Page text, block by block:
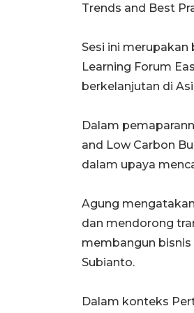
Trends and Best
Sesi ini
Learning Forum
berkelanjutan di
Dalam
and Low Carbon
dalam upaya
Agung
dan mendorong
membangun bisnis
Subianto.
Dalam konteks